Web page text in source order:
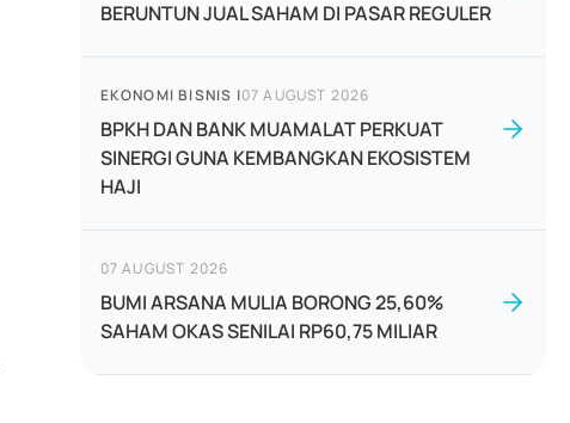
BERUNTUN JUAL SAHAM DI PASAR REGULER
EKONOMI BISNIS |07 AUGUST 2026
BPKH DAN BANK MUAMALAT PERKUAT
SINERGI GUNA KEMBANGKAN EKOSISTEM
HAJI
07 AUGUST 2026
BUMI ARSANA MULIA BORONG 25,60%
SAHAM OKAS SENILAI RP60,75 MILIAR